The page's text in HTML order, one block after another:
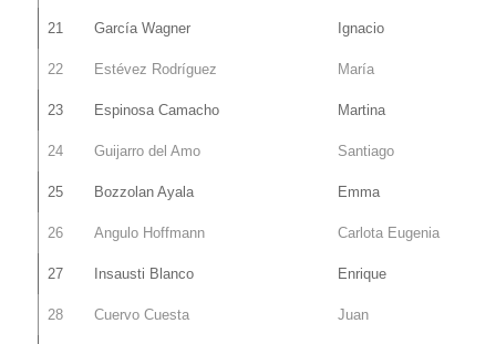
21 García Wagner Ignacio
22 Estévez Rodríguez María
23 Espinosa Camacho Martina
24 Guijarro del Amo Santiago
25 Bozzolan Ayala Emma
26 Angulo Hoffmann Carlota Eugenia
27 Insausti Blanco Enrique
28 Cuervo Cuesta Juan